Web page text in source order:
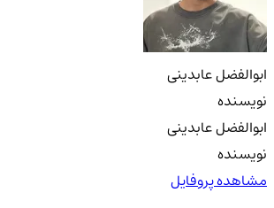
ابوالفضل عابدینی
نویسنده
ابوالفضل عابدینی
نویسنده
مشاهده پروفایل